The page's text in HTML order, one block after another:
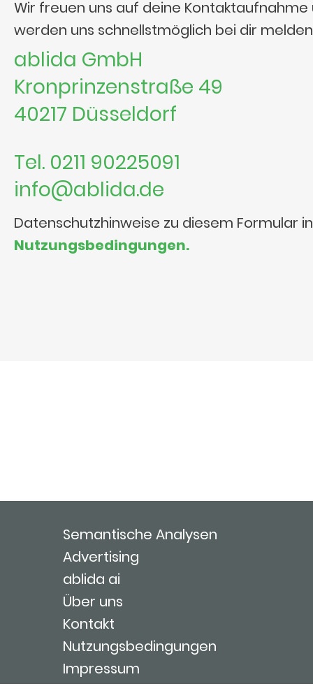
Wir freuen uns auf deine Kontaktaufnahme
werden uns schnellstmöglich bei dir
ablida GmbH
Kronprinzenstraße 49
40217 Düsseldorf
Tel. 0211 90225091
info@ablida.de
Datenschutzhinweise zu diesem Formular
Nutzungsbedingungen.
Semantische Analysen
Advertising
ablida ai
Über uns
Kontakt
Nutzungsbedingungen
Impressum